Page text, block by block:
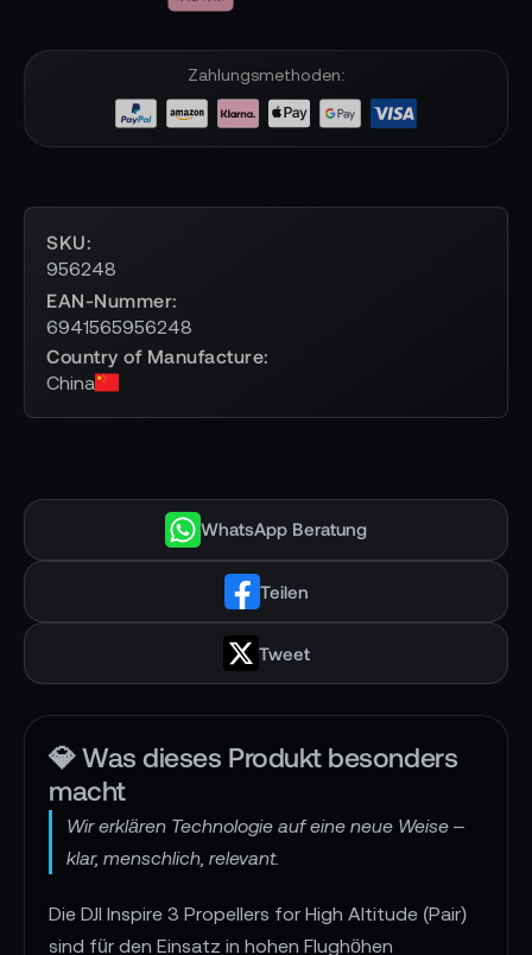
Zahlungsmethoden:
SKU
956248
EAN-Nummer
6941565956248
Country of Manufacture
China
WhatsApp Beratung
Teilen
Tweet
💎 Was dieses Produkt besonders
macht
Wir erklären Technologie auf eine neue Weise –
klar, menschlich, relevant.
Die DJI Inspire 3 Propellers for High Altitude (Pair)
sind für den Einsatz in hohen Flughöhen